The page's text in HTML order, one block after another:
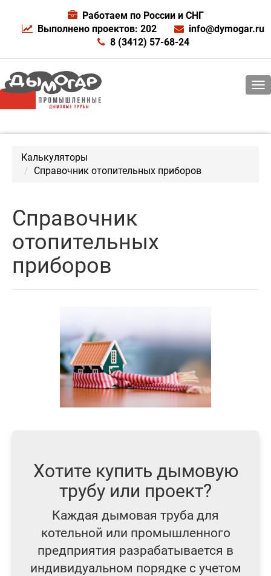
Работаем по России и СНГ
Выполнено проектов: 202
info@dymogar.ru
8 (3412) 57-68-24
Калькуляторы
Справочник отопительных приборов
Справочник
отопительных
приборов
Хотите купить дымовую
трубу или проект?
Каждая дымовая труба для
котельной или промышленного
предприятия разрабатывается в
индивидуальном порядке с учетом